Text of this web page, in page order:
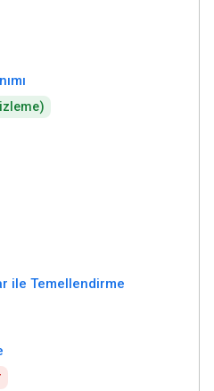
ile Temellendirme